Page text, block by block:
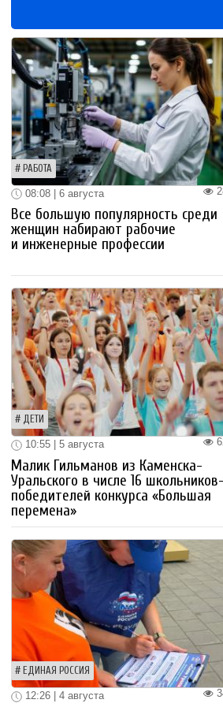
РАБОТА
08:08 | 6 августа
Все большую популярность среди
женщин набирают рабочие
и инженерные профессии
ДЕТИ
10:55 | 5 августа
Малик Гильманов из Каменска-
Уральского в числе 16 школьников-
победителей конкурса «Большая
перемена»
ЕДИНАЯ РОССИЯ
12:26 | 4 августа